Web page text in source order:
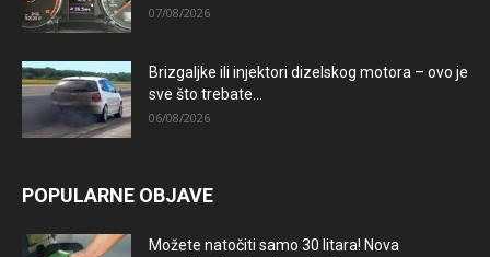
07/08/2026
Brizgaljke ili injektori dizelskog motora – ovo je
sve što trebate...
06/08/2026
POPULARNE OBJAVE
Možete natočiti samo 30 litara! Nova